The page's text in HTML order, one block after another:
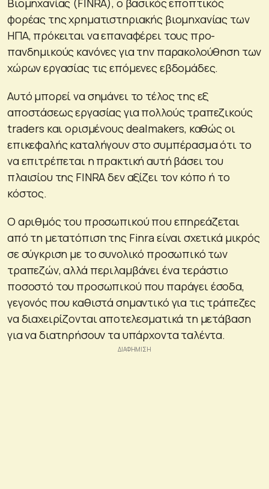
φορέας της χρηματιστηριακής βιομηχανίας των
ΗΠΑ, πρόκειται να επαναφέρει τους προ-
πανδημικούς κανόνες για την παρακολούθηση των
χώρων εργασίας τις επόμενες εβδομάδες.
Αυτό μπορεί να σημάνει το τέλος της εξ
αποστάσεως εργασίας για πολλούς τραπεζικούς
traders και ορισμένους dealmakers, καθώς οι
επικεφαλής καταλήγουν στο συμπέρασμα ότι το
να επιτρέπεται η πρακτική αυτή βάσει του
πλαισίου της FINRA δεν αξίζει τον κόπο ή το
κόστος.
Ο αριθμός του προσωπικού που επηρεάζεται
από τη μετατόπιση της Finra είναι σχετικά μικρός
σε σύγκριση με το συνολικό προσωπικό των
τραπεζών, αλλά περιλαμβάνει ένα τεράστιο
ποσοστό του προσωπικού που παράγει έσοδα,
γεγονός που καθιστά σημαντικό για τις τράπεζες
να διαχειρίζονται αποτελεσματικά τη μετάβαση
για να διατηρήσουν τα υπάρχοντα ταλέντα.